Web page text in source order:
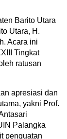
Barito Utara
Utara, H.
Acara ini
Tingkat
ratusan
apresiasi dan
yakni Prof.
Palangka
penguatan